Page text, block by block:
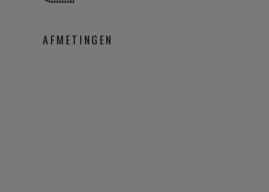
verrassen met
AFMETINGEN